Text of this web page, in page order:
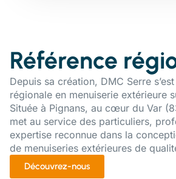
Référence
Depuis sa création, DMC Serre
régionale en menuiserie extérieure
Située à Pignans, au cœur du Var
met au service des particuliers,
expertise reconnue dans la
de menuiseries extérieures de
Découvrez-nous